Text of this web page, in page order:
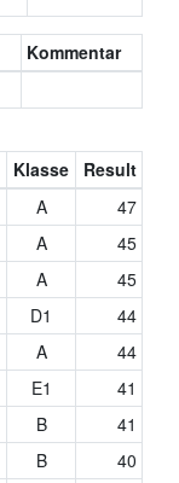
Kommentar
Klasse
Result
A
47
A
45
A
45
D1
44
A
44
E1
41
B
41
B
40